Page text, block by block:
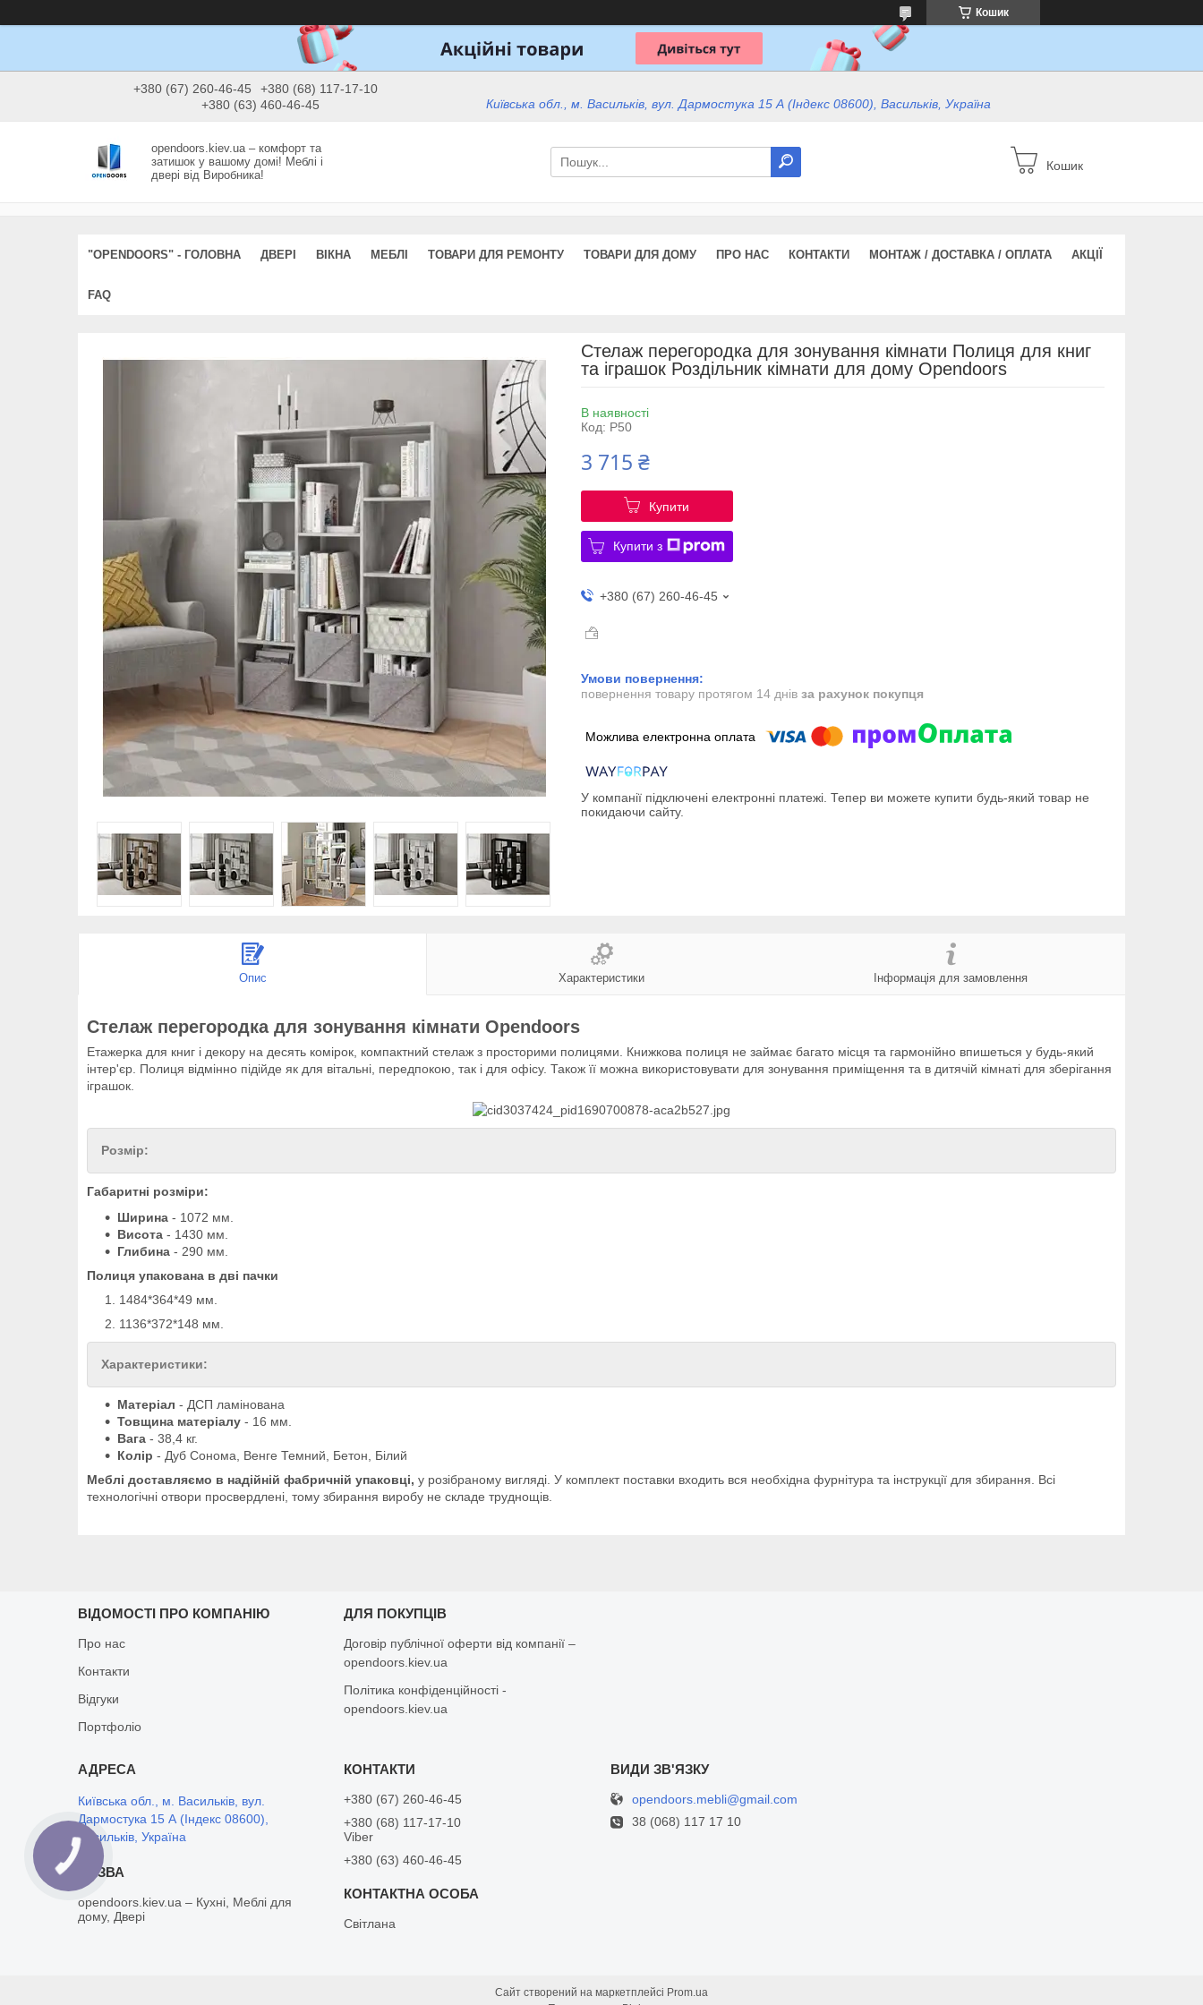
Кошик
+380 (67) 260-46-45
+380 (68) 117-17-10
+380 (63) 460-46-45
Київська обл., м. Васильків, вул. Дармостука 15 А (Індекс 08600), Васильків, Україна
opendoors.kiev.ua – комфорт та
затишок у вашому домі! Меблі і
двері від Виробника!
Кошик
"OPENDOORS" - ГОЛОВНА ДВЕРІ ВІКНА МЕБЛІ ТОВАРИ ДЛЯ РЕМОНТУ ТОВАРИ ДЛЯ ДОМУ ПРО НАС КОНТАКТИ МОНТАЖ / ДОСТАВКА / ОПЛАТА АКЦІЇ
FAQ
Стелаж перегородка для зонування кімнати Полиця для книг
та іграшок Роздільник кімнати для дому Opendoors
В наявності
Код: P50
3 715 ₴
Купити
Купити з
+380 (67) 260-46-45
повернення товару протягом 14 днів за рахунок покупця
У компанії підключені електронні платежі. Тепер ви можете купити будь-який товар не
покидаючи сайту.
Опис Характеристики Інформація для замовлення
Стелаж перегородка для зонування кімнати Opendoors
Етажерка для книг і декору на десять комірок, компактний стелаж з просторими полицями. Книжкова полиця не займає багато місця та гармонійно впишеться у будь-який
інтер'єр. Полиця відмінно підійде як для вітальні, передпокою, так і для офісу. Також її можна використовувати для зонування приміщення та в дитячій кімнаті для зберігання
іграшок.
Розмір:
Габаритні розміри:
Ширина - 1072 мм.
Висота - 1430 мм.
Глибина - 290 мм.
Полиця упакована в дві пачки
1484*364*49 мм.
1136*372*148 мм.
Характеристики:
Матеріал - ДСП ламінована
Товщина матеріалу - 16 мм.
Вага - 38,4 кг.
Колір - Дуб Сонома, Венге Темний, Бетон, Білий
Меблі доставляємо в надійній фабричній упаковці, у розібраному вигляді. У комплект поставки входить вся необхідна фурнітура та інструкції для збирання. Всі
технологічні отвори просвердлені, тому збирання виробу не складе труднощів.
ВІДОМОСТІ ПРО КОМПАНІЮ
Про нас
Контакти
Відгуки
Портфоліо
ДЛЯ ПОКУПЦІВ
Договір публічної оферти від компанії –
opendoors.kiev.ua
Політика конфіденційності -
opendoors.kiev.ua
Київська обл., м. Васильків, вул.
Дармостука 15 А (Індекс 08600),
Васильків, Україна
opendoors.kiev.ua – Кухні, Меблі для
дому, Двері
+380 (67) 260-46-45
+380 (68) 117-17-10
Viber
+380 (63) 460-46-45
Світлана
opendoors.mebli@gmail.com
38 (068) 117 17 10
Сайт створений на маркетплейсі Prom.ua